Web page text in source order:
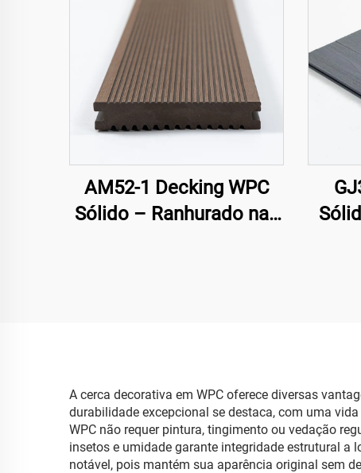
AM52-1 Decking WPC
Sólido – Ranhurado nas
A cerca decorativa em WPC oferece diversas
durabilidade excepcional se destaca, com uma
WPC não requer pintura, tingimento ou vedação
insetos e umidade garante integridade estrutural a
notável, pois mantém sua aparência original sem